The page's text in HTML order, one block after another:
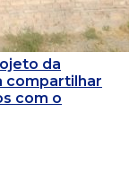
da
compartilhar
com o